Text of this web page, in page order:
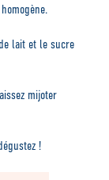
lait et le sucre
mijoter
!